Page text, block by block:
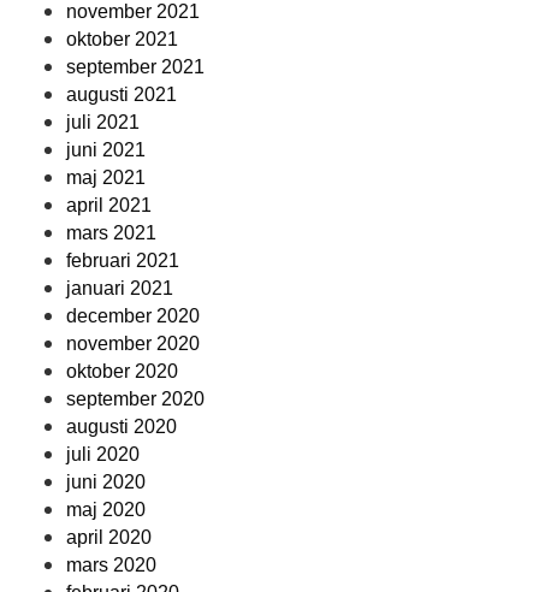
november 2021
oktober 2021
september 2021
augusti 2021
juli 2021
juni 2021
maj 2021
april 2021
mars 2021
februari 2021
januari 2021
december 2020
november 2020
oktober 2020
september 2020
augusti 2020
juli 2020
juni 2020
maj 2020
april 2020
mars 2020